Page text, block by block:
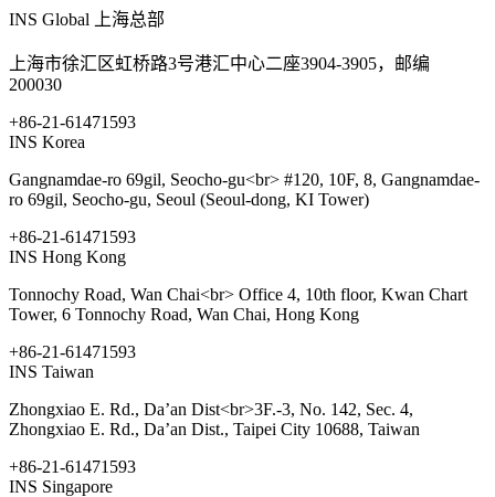
INS Global 上海总部
上海市徐汇区虹桥路3号港汇中心二座3904-3905，邮编
200030
+86-21-61471593
INS Korea
Gangnamdae-ro 69gil, Seocho-gu<br> #120, 10F, 8, Gangnamdae-
ro 69gil, Seocho-gu, Seoul (Seoul-dong, KI Tower)
+86-21-61471593
INS Hong Kong
Tonnochy Road, Wan Chai​<br> Office 4, 10th floor, Kwan Chart
Tower, 6 Tonnochy Road, Wan Chai, Hong Kong ​
+86-21-61471593
INS Taiwan
Zhongxiao E. Rd., Da’an Dist<br>3F.-3, No. 142, Sec. 4,
Zhongxiao E. Rd., Da’an Dist., Taipei City 10688, Taiwan ​
+86-21-61471593
INS Singapore